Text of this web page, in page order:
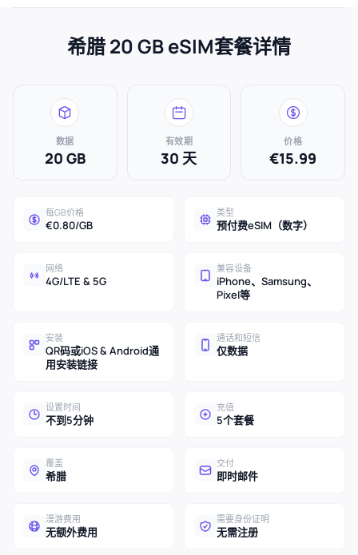
希腊 20 GB eSIM套餐详情
数据
20 GB
有效期
30 天
价格
€15.99
每GB价格
€0.80/GB
类型
预付费eSIM（数字）
网络
4G/LTE & 5G
兼容设备
iPhone、Samsung、
Pixel等
安装
QR码或iOS & Android通
用安装链接
通话和短信
仅数据
设置时间
不到5分钟
充值
5个套餐
覆盖
希腊
交付
即时邮件
漫游费用
无额外费用
需要身份证明
无需注册